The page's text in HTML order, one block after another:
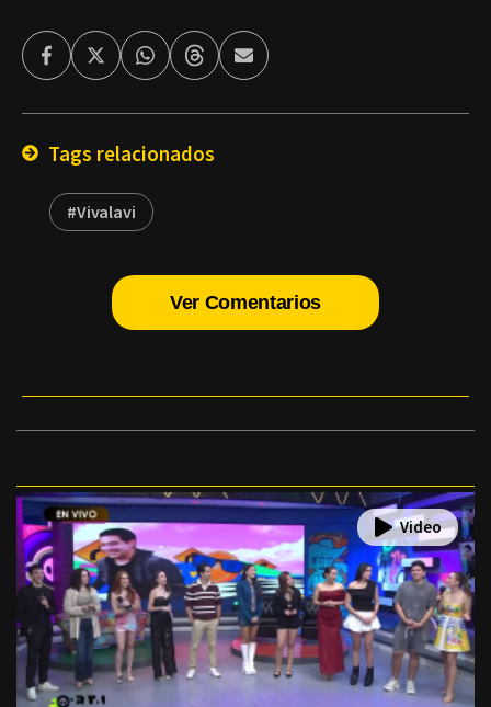
FacebookTwitterWhatsappThreadsEnviar
por
Tags relacionados
#Vivalavi
Ver Comentarios